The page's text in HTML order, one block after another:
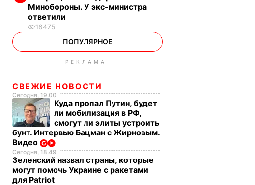
Минобороны. У экс-министра
ответили
18475
ПОПУЛЯРНОЕ
РЕКЛАМА
СВЕЖИЕ НОВОСТИ
Сегодня, 19.00
Куда пропал Путин, будет
ли мобилизация в РФ,
смогут ли элиты устроить
бунт. Интервью Бацман с Жирновым.
Видео
Сегодня, 18.49
Зеленский назвал страны, которые
могут помочь Украине с ракетами
для Patriot